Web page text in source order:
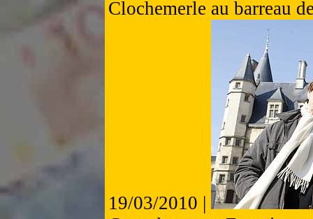
Clochemerle au barreau
19/03/2010 |